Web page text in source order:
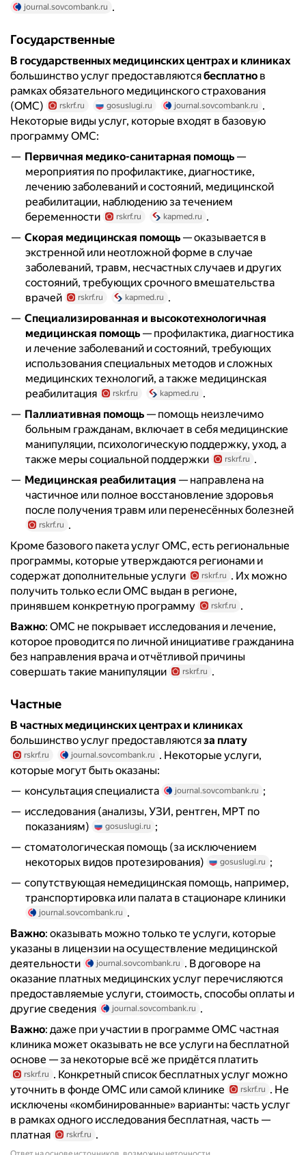
journal.sovcombank.ru .
Государственные
В государственных медицинских центрах и клиниках
большинство услуг предоставляютсябесплатно в
рамках обязательного медицинского страхования
(ОМС)
rskrf.ru gosuslugi.ru journal.sovcombank.ru .
Некоторые виды услуг, которые входят в базовую
программу ОМС:
Первичная медико-санитарная помощь —
мероприятия по профилактике, диагностике,
лечению заболеваний и состояний, медицинской
реабилитации, наблюдению за течением
беременности
rskrf.ru kapmed.ru .
Скорая медицинская помощь — оказывается в
экстренной или неотложной форме в случае
заболеваний, травм, несчастных случаев и других
состояний, требующих срочного вмешательства
врачей
rskrf.ru kapmed.ru .
Специализированная и высокотехнологичная
медицинская помощь — профилактика, диагностика
и лечение заболеваний и состояний, требующих
использования специальных методов и сложных
медицинских технологий, а также медицинская
реабилитация
rskrf.ru kapmed.ru .
Паллиативная помощь — помощь неизлечимо
больным гражданам, включает в себя медицинские
манипуляции, психологическую поддержку, уход, а
также меры социальной поддержки
rskrf.ru .
Медицинская реабилитация — направлена на
частичное или полное восстановление здоровья
после получения травм или перенесённых болезней
rskrf.ru .
Кроме базового пакета услуг ОМС, есть региональные
программы, которые утверждаются регионами и
содержат дополнительные услуги
rskrf.ru . Их можно
получить только если ОМС выдан в регионе,
принявшем конкретную программу
rskrf.ru .
Важно: ОМС не покрывает исследования и лечение,
которое проводится по личной инициативе гражданина
без направления врача и отчётливой причины
совершать такие манипуляции
rskrf.ru .
Частные
В частных медицинских центрах и клиниках
большинство услуг предоставляютсяза плату
rskrf.ru journal.sovcombank.ru . Некоторые услуги,
которые могут быть оказаны:
консультация специалиста
journal.sovcombank.ru ;
исследования (анализы, УЗИ, рентген, МРТ по
показаниям)
gosuslugi.ru ;
стоматологическая помощь (за исключением
некоторых видов протезирования)
gosuslugi.ru ;
сопутствующая немедицинская помощь, например,
транспортировка или палата в стационаре клиники
journal.sovcombank.ru .
Важно: оказывать можно только те услуги, которые
указаны в лицензии на осуществление медицинской
деятельности
journal.sovcombank.ru . В договоре на
оказание платных медицинских услуг перечисляются
предоставляемые услуги, стоимость, способы оплаты и
другие сведения
journal.sovcombank.ru .
Важно: даже при участии в программе ОМС частная
клиника может оказывать не все услуги на бесплатной
основе — за некоторые всё же придётся платить
rskrf.ru . Конкретный список бесплатных услуг можно
уточнить в фонде ОМС или самой клинике
rskrf.ru . Не
исключены «комбинированные» варианты: часть услуг
в рамках одного исследования бесплатная, часть —
платная
rskrf.ru .